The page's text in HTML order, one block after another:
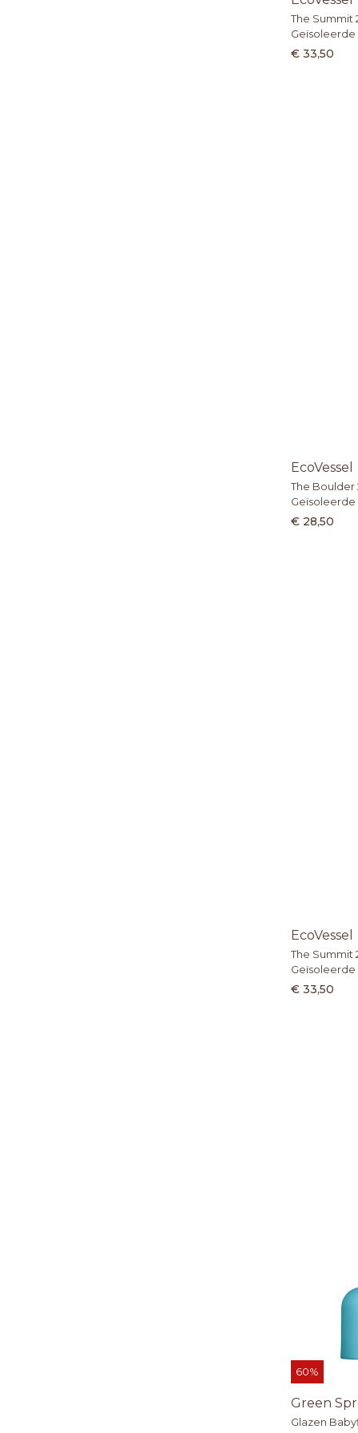
The Summit
Geïsoleerde
€ 33,50
EcoVessel
The Boulder
Geïsoleerde
€ 28,50
EcoVessel
The Summit
Geïsoleerde
€ 33,50
60%
Green
Glazen